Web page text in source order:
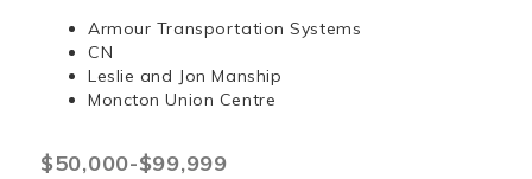
Armour Transportation Systems
CN
Leslie and Jon Manship
Moncton Union Centre
$50,000-$99,999